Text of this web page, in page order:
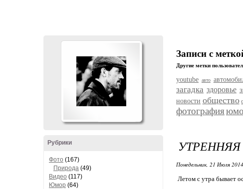
Рубрики
Фото (167)
Природа (49)
Видео (117)
Юмор (64)
Записи с
Другие метки
youtube авто
загадка здоровье
новости общество
фотография
Понедельник, 21 Июля
Летом с утра бывает